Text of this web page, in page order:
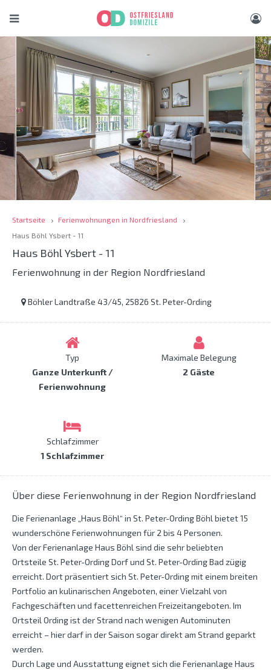
Startseite
Ferienwohnungen in Nordfriesland
Haus Böhl Ysbert - 11
Haus Böhl Ysbert - 11
Ferienwohnung in der Region Nordfriesland
Böhler Landtraße 43/45, 25826 St. Peter-Ording
Typ
Ganze Unterkunft /
Ferienwohnung
Maximale Belegung
2 Gäste
Schlafzimmer
1 Schlafzimmer
Über diese Ferienwohnung in der Region Nordfriesland
Die Ferienanlage „Haus Böhl“ in St. Peter-Ording Böhl bietet 15
wunderschöne Ferienwohnungen für 2 bis 4 Personen.
Von der Ferienanlage Haus Böhl sind die sehr beliebten
Ortsteile St. Peter-Ording Dorf und St. Peter-Ording Bad zügig
erreicht. Dort präsentiert sich St. Peter-Ording mit einem breiten
Portfolio an kulinarischen Angeboten, einer Vielzahl von
Fachgeschäften und facettenreichen Freizeitangeboten. Im
Ortsteil Ording ist der Strand nach wenigen Autominuten
erreicht – hier darf in der Saison sogar direkt am Strand geparkt
werden.
Durch Lage und Ausstattung eignet sich die Ferienanlage Haus